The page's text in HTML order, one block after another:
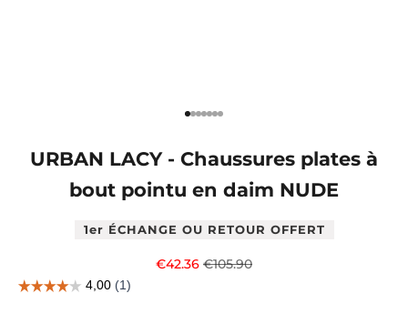
Aller à l'élément 1
Aller à l'élément 2
Aller à l'élément 4
Aller à l'élément 5
Aller à l'élément 6
Aller à l'élément 7
Aller à l'élément 8
URBAN LACY - Chaussures plates à
bout pointu en daim NUDE
1er ÉCHANGE OU RETOUR OFFERT
Prix de vente
€42.36 Prix normal
€105.90